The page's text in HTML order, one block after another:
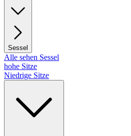
Sessel
Alle sehen Sessel
hohe Sitze
Niedrige Sitze